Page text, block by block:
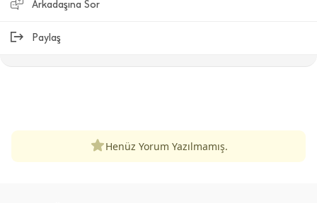
Arkadaşına Sor
Paylaş
Henüz Yorum Yazılmamış.